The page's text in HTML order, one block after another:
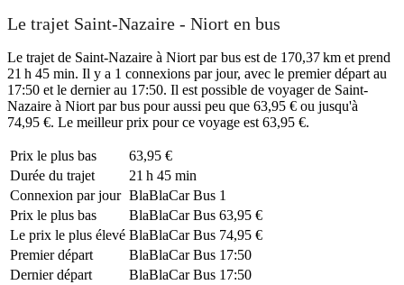
Le trajet Saint-Nazaire - Niort en bus
Le trajet de Saint-Nazaire à Niort par bus est de 170,37 km et prend
21 h 45 min. Il y a 1 connexions par jour, avec le premier départ au
17:50 et le dernier au 17:50. Il est possible de voyager de Saint-
Nazaire à Niort par bus pour aussi peu que 63,95 € ou jusqu'à
74,95 €. Le meilleur prix pour ce voyage est 63,95 €.
Prix ​​le plus bas
63,95 €
Durée du trajet
21 h 45 min
Connexion par jour BlaBlaCar Bus 1
Prix ​​le plus bas
BlaBlaCar Bus 63,95 €
Le prix le plus élevé BlaBlaCar Bus 74,95 €
Premier départ
BlaBlaCar Bus 17:50
Dernier départ
BlaBlaCar Bus 17:50